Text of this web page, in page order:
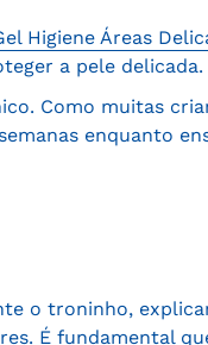
Higiene Áreas
a pele delicada.
Como muitas
enquanto
o troninho,
É fundamental